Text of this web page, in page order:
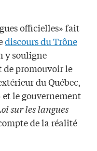
officielles» fait
discours du Trône
y souligne
de promouvoir le
du Québec,
et le gouvernement
sur les langues
de la réalité